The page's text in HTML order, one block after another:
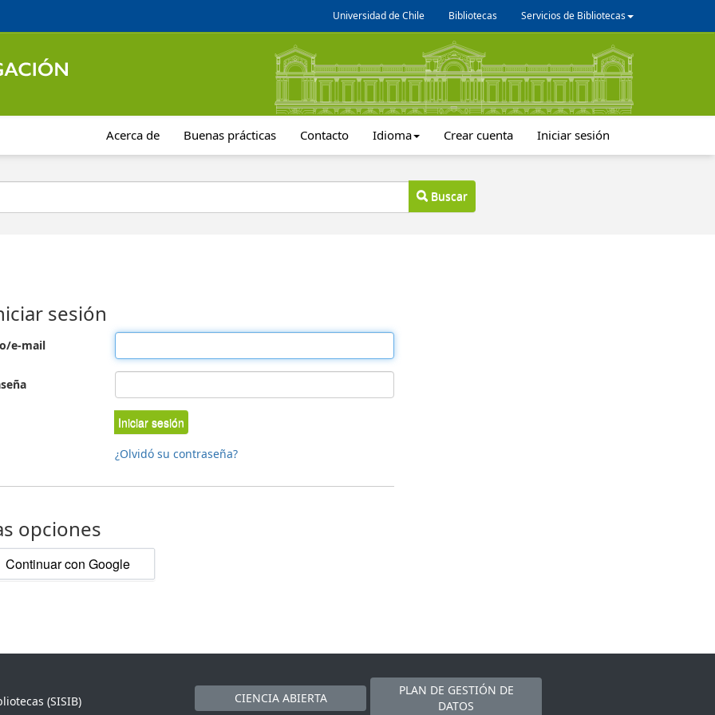
Universidad de Chile Bibliotecas Servicios de Bibliotecas
Acerca de Buenas prácticas Contacto Idioma Crear cuenta Iniciar sesión
Buscar
sesión
e-mail
Iniciar sesión
¿Olvidó su contraseña?
opciones
Continuar con Google
(SISIB)
CIENCIA ABIERTA
PLAN DE GESTIÓN DE
DATOS